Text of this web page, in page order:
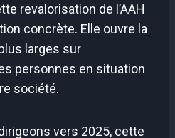
revalorisation de l’AAH
concrète. Elle ouvre la
larges sur
personnes en situation
société.
vers 2025, cette